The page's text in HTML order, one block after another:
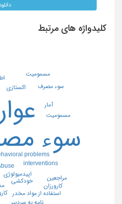
دانلود
کلیدواژه های مرتبط
سوء
problems
interventions
اپیدمیولوژی
اکستازی
خودکشی
مسمومیت
آمار
استفاده از مواد مخدر
سوء مصرف
مراجعین
مسمومیت
نامه به سردبیر
کارورزان